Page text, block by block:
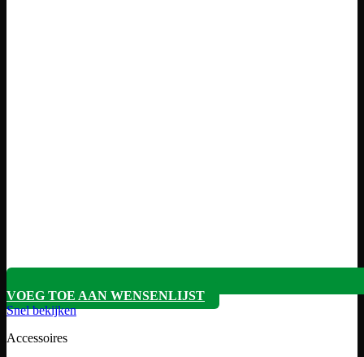
VOEG TOE AAN WENSENLIJST
Snel bekijken
Accessoires